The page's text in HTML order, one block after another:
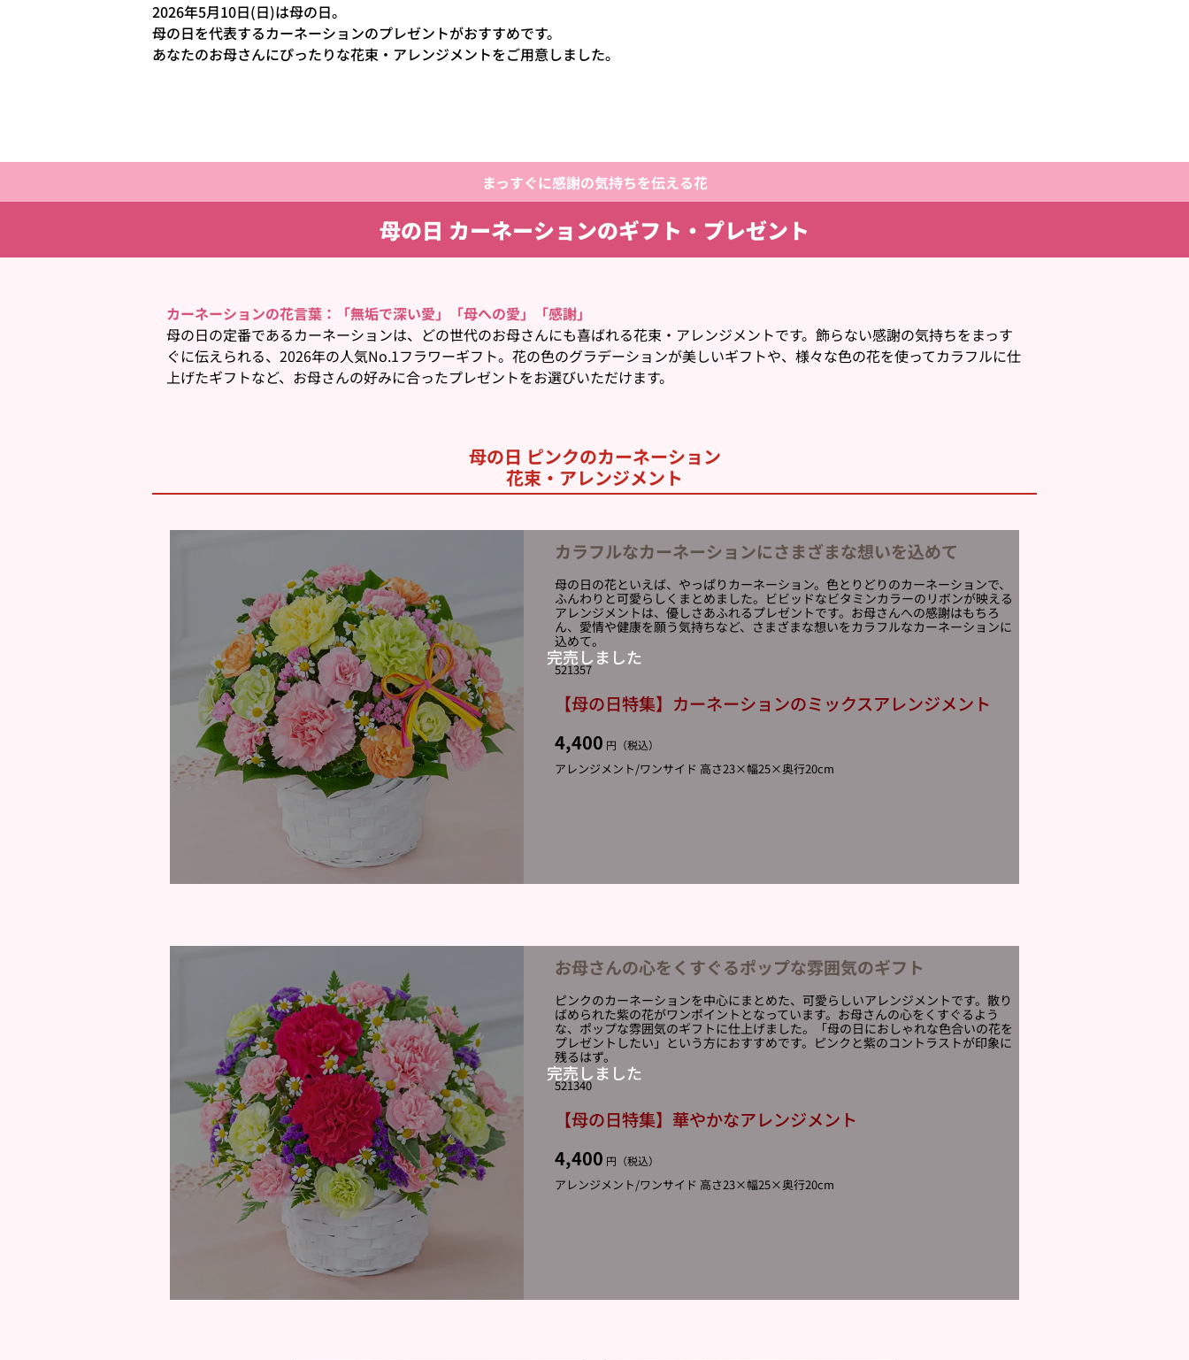
2026年5月10日(日)は母の日。
母の日を代表するカーネーションのプレゼントがおすすめです。
あなたのお母さんにぴったりな花束・アレンジメントをご用意しました。
まっすぐに感謝の気持ちを伝える花
母の日 カーネーションのギフト・プレゼント
カーネーションの花言葉：「無垢で深い愛」「母への愛」「感謝」
母の日の定番であるカーネーションは、どの世代のお母さんにも喜ばれる花束・アレンジメントです。飾らない感謝の気持ちをまっす
ぐに伝えられる、2026年の人気No.1フラワーギフト。花の色のグラデーションが美しいギフトや、様々な色の花を使ってカラフルに仕
上げたギフトなど、お母さんの好みに合ったプレゼントをお選びいただけます。
母の日 ピンクのカーネーション
花束・アレンジメント
カラフルなカーネーションにさまざまな想いを込めて
母の日の花といえば、やっぱりカーネーション。色とりどりのカーネーションで、
ふんわりと可愛らしくまとめました。ビビッドなビタミンカラーのリボンが映える
アレンジメントは、優しさあふれるプレゼントです。お母さんへの感謝はもちろ
ん、愛情や健康を願う気持ちなど、さまざまな想いをカラフルなカーネーションに
込めて。
521357
【母の日特集】カーネーションのミックスアレンジメント
4,400 円（税込）
アレンジメント/ワンサイド 高さ23×幅25×奥行20cm
お母さんの心をくすぐるポップな雰囲気のギフト
ピンクのカーネーションを中心にまとめた、可愛らしいアレンジメントです。散り
ばめられた紫の花がワンポイントとなっています。お母さんの心をくすぐるよう
な、ポップな雰囲気のギフトに仕上げました。「母の日におしゃれな色合いの花を
プレゼントしたい」という方におすすめです。ピンクと紫のコントラストが印象に
残るはず。
521340
【母の日特集】華やかなアレンジメント
4,400 円（税込）
アレンジメント/ワンサイド 高さ23×幅25×奥行20cm